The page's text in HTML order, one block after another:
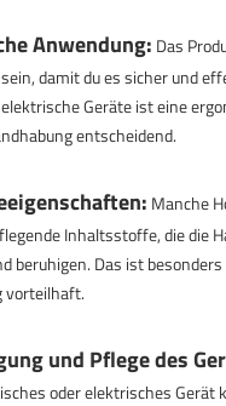
Anwendung: Das
damit du es sicher und
Geräte ist eine
entscheidend.
Manche
Inhaltsstoffe, die die
beruhigen. Das ist
vorteilhaft.
und Pflege des
oder elektrisches Gerät